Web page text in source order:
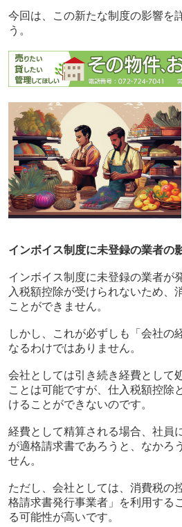
今回は、この新たな制度の影響を
う。
インボイス制度に未登録の業者の
インボイス制度に未登録の業者が
入税額控除が受けられないため、
ことができません。
しかし、これが必ずしも「会社の
なるわけではありません。
会社としては引き続き経費として
ことは可能ですが、仕入税額控除
けることができないのです。
経費として精算される場合、社員
が適格請求書であろうと、なかろ
せん。
ただし、会社としては、消費税の
格請求書発行事業者」を利用する
る可能性が高いです。